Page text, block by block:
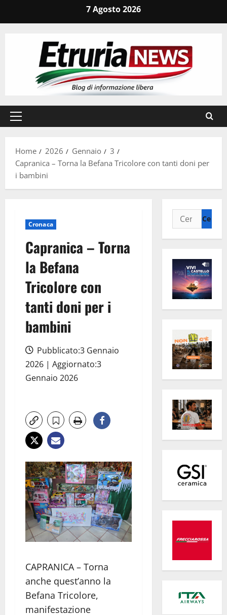
7 Agosto 2026
Menu
Home
2026 Gennaio
3
Capranica – Torna la Befana Tricolore con tanti doni per
i bambini
Cronaca
Capranica – Torna
la Befana
Tricolore con
tanti doni per i
bambini
Pubblicato:3 Gennaio
2026 | Aggiornato:3
Gennaio 2026
CAPRANICA – Torna
anche quest’anno la
Befana Tricolore,
manifestazione
Ricerca
per: